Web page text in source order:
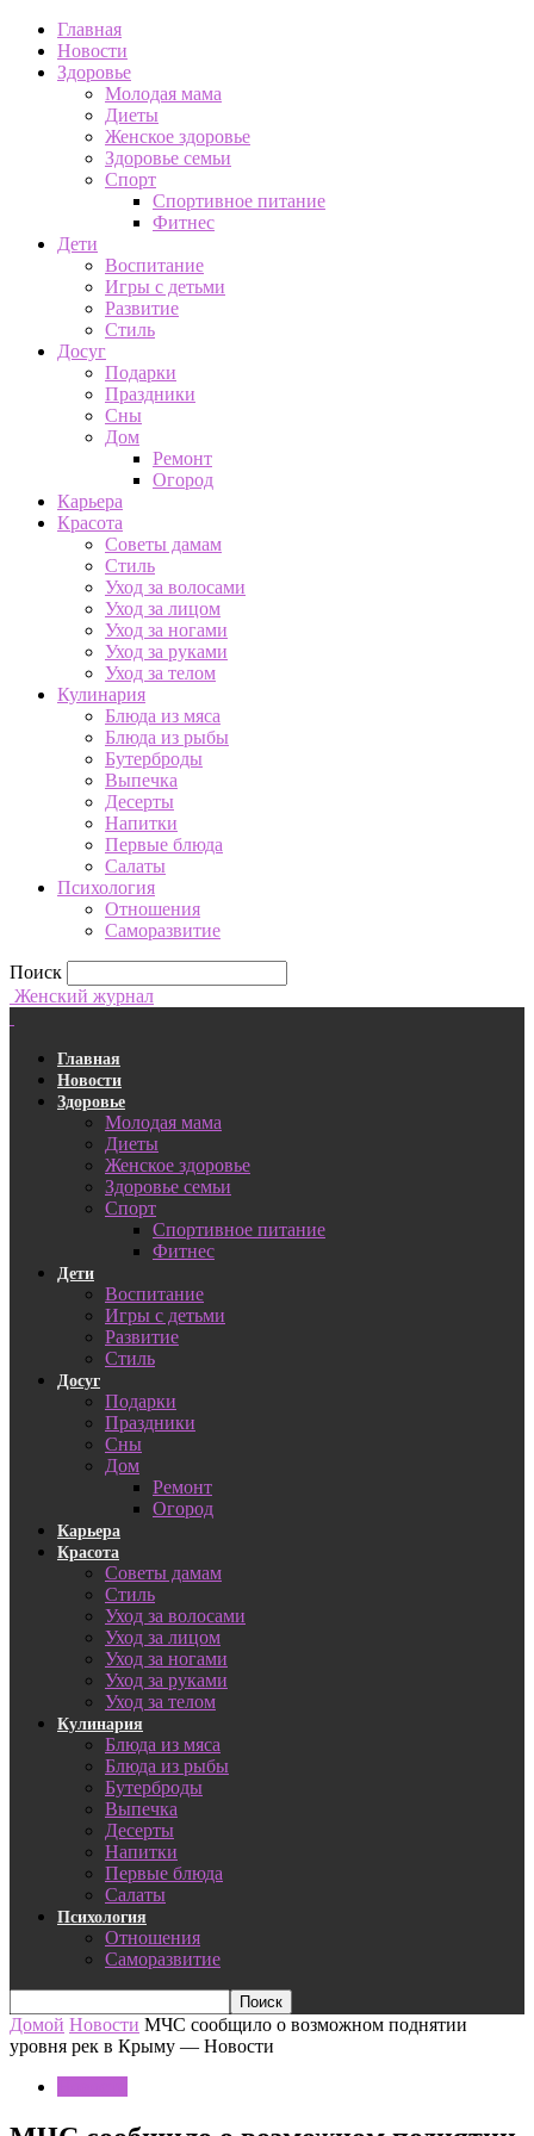
Главная
Новости
Здоровье
Молодая мама
Диеты
Женское здоровье
Здоровье семьи
Спорт
Спортивное питание
Фитнес
Дети
Воспитание
Игры с детьми
Развитие
Стиль
Досуг
Подарки
Праздники
Сны
Дом
Ремонт
Огород
Карьера
Красота
Советы дамам
Стиль
Уход за волосами
Уход за лицом
Уход за ногами
Уход за руками
Уход за телом
Кулинария
Блюда из мяса
Блюда из рыбы
Бутерброды
Выпечка
Десерты
Напитки
Первые блюда
Салаты
Психология
Отношения
Саморазвитие
Поиск
Женский журнал
Главная
Новости
Здоровье
Молодая мама
Диеты
Женское здоровье
Здоровье семьи
Спорт
Спортивное питание
Фитнес
Дети
Воспитание
Игры с детьми
Развитие
Стиль
Досуг
Подарки
Праздники
Сны
Дом
Ремонт
Огород
Карьера
Красота
Советы дамам
Стиль
Уход за волосами
Уход за лицом
Уход за ногами
Уход за руками
Уход за телом
Кулинария
Блюда из мяса
Блюда из рыбы
Бутерброды
Выпечка
Десерты
Напитки
Первые блюда
Салаты
Психология
Отношения
Саморазвитие
Домой Новости МЧС сообщило о возможном поднятии
уровня рек в Крыму — Новости